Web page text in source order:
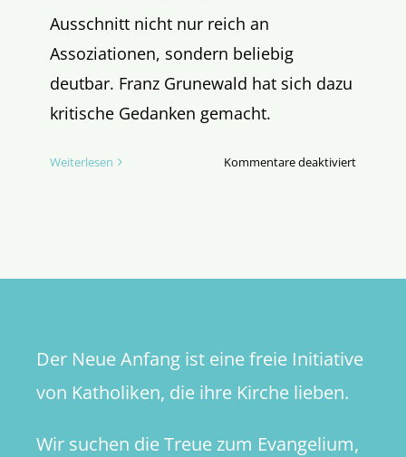
Ausschnitt nicht nur reich an
Assoziationen, sondern beliebig
deutbar. Franz Grunewald hat sich dazu
kritische Gedanken gemacht.
Weiterlesen Kommentare deaktiviertfür
Der Neue Anfang ist eine freie Initiative
von Katholiken, die ihre Kirche lieben.
Wir suchen die Treue zum Evangelium,